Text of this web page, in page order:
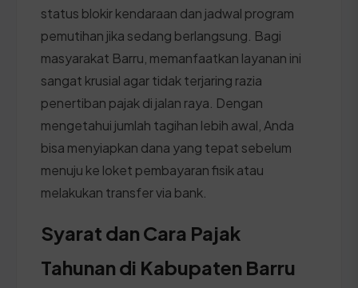
status blokir kendaraan dan jadwal program
pemutihan jika sedang berlangsung. Bagi
masyarakat Barru, memanfaatkan layanan ini
sangat krusial agar tidak terjaring razia
penertiban pajak di jalan raya. Dengan
mengetahui jumlah tagihan lebih awal, Anda
bisa menyiapkan dana yang tepat sebelum
menuju ke loket pembayaran fisik atau
melakukan transfer via bank.
Syarat dan Cara Pajak
Tahunan di Kabupaten Barru